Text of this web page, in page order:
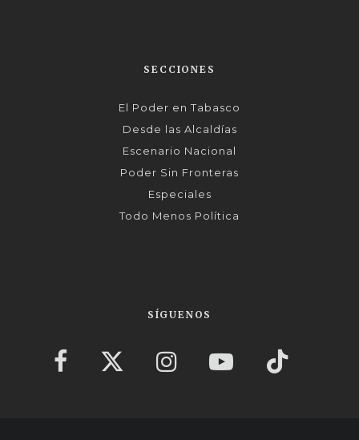
SECCIONES
El Poder en Tabasco
Desde las Alcaldías
Escenario Nacional
Poder Sin Fronteras
Especiales
Todo Menos Política
SÍGUENOS